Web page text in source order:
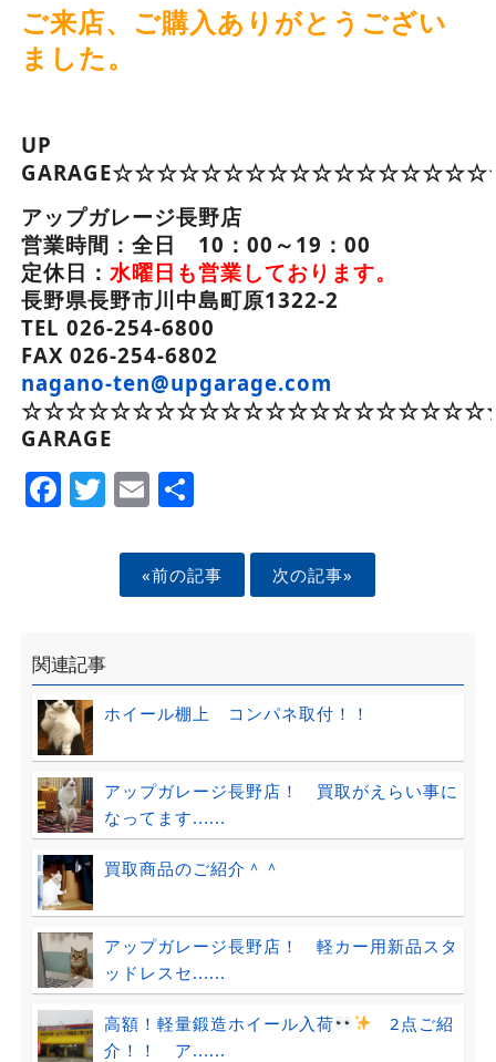
ご来店、ご購入ありがとうござい
ました。
UP
アップガレージ長野店
営業時間：全日 10：00～19：00
定休日： 水曜日も営業しております。
長野県長野市川中島町原1322-2
TEL 026-254-6800
FAX 026-254-6802
nagano-ten@upgarage.com
GARAGE
Facebook
Twitter
EmailShare
«前の記事 次の記事»
関連記事
ホイール棚上 コンパネ取付！！
アップガレージ長野店！ 買取がえらい事に
なってます......
買取商品のご紹介＾＾
アップガレージ長野店！ 軽カー用新品スタ
ッドレスセ......
高額！軽量鍛造ホイール入荷
2点ご紹
介！！ ア......